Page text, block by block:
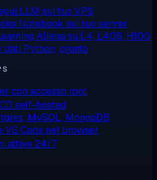
LLM sul tuo VPS
Notebook sul tuo server
Allena su L4, L40S, H100
dati Python, pronto
con accesso root
self-hosted
MySQL, MongoDB
VS Code nel browser
attive 24/7